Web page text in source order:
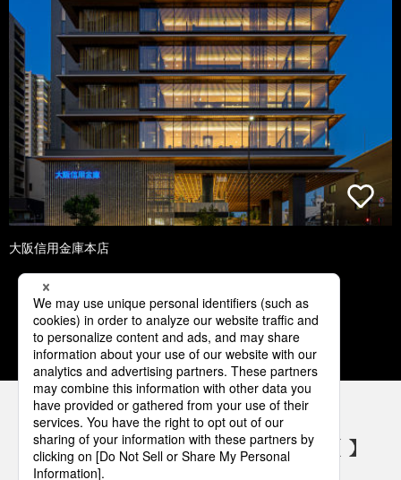
大阪信用金庫本店
1 2 3 4 5
パナソニックの電気設備 SNSアカウント